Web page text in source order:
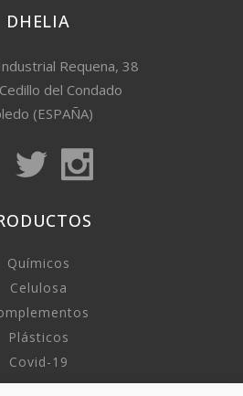
DHELIA
Requena, 38
del Condado
(ESPAÑA)
Químicos
Celulosa
Plásticos
Covid-19